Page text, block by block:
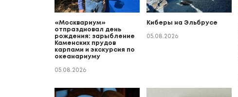
«Москвариум»
отпраздновал день
рождения: зарыбление
Каменских прудов
карпами и экскурсия по
океанариуму
05.08.2026
Киберы на Эльбрусе
05.08.2026